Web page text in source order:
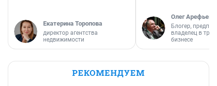
Екатерина Торопова
директор агентства
недвижимости
Олег Арефьев
Блогер,
владелец в
бизнесе
РЕКОМЕНДУЕМ